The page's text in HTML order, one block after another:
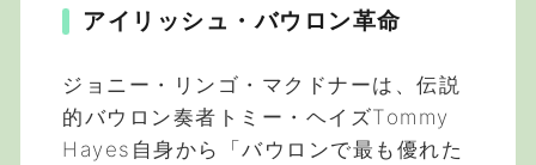
アイリッシュ・バウロン革命
ジョニー・リンゴ・マクドナーは、伝説
的バウロン奏者トミー・ヘイズTommy
Hayes自身から「バウロンで最も優れた